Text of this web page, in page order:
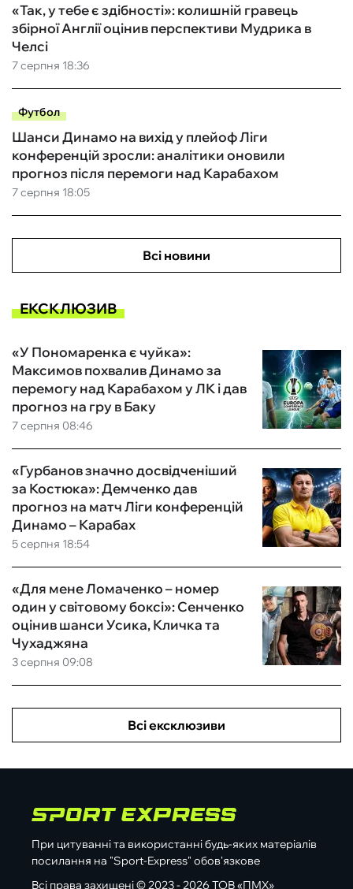
7 серпня 18:36
«Так, у тебе є здібності»: колишній гравець
збірної Англії оцінив перспективи Мудрика в
Челсі
Футбол
7 серпня 18:05
Шанси Динамо на вихід у плейоф Ліги
конференцій зросли: аналітики оновили
прогноз після перемоги над Карабахом
Всі новини
ЕКСКЛЮЗИВ
7 серпня 08:46
«У Пономаренка є чуйка»:
Максимов похвалив Динамо за
перемогу над Карабахом у ЛК і дав
прогноз на гру в Баку
5 серпня 18:54
«Гурбанов значно досвідченіший
за Костюка»: Демченко дав
прогноз на матч Ліги конференцій
Динамо – Карабах
3 серпня 09:08
«Для мене Ломаченко – номер
один у світовому боксі»: Сенченко
оцінив шанси Усика, Кличка та
Чухаджяна
Всі ексклюзиви
При цитуванні та використанні будь-яких матеріалів
посилання на "Sport-Express" обов'язкове
Всі права захищені © 2023 - 2026 ТОВ «ПМХ»